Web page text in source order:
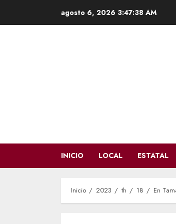
agosto 6, 2026 3:47:39 AM
INICIO LOCAL ESTATAL
Inicio 2023 th 18 En